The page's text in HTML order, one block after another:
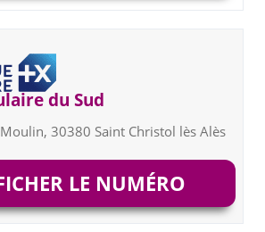
du Sud
30380 Saint Christol lès Alès
LE NUMÉRO